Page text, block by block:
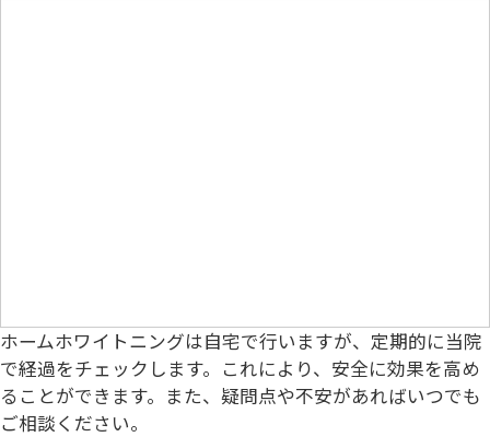
ホームホワイトニングは自宅で行いますが、定期的に当院
で経過をチェックします。これにより、安全に効果を高め
ることができます。また、疑問点や不安があればいつでも
ご相談ください。